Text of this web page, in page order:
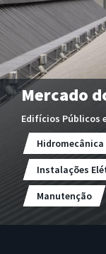
Mercado
Edifícios Públicos
Hidromecânica
Instalações
Manutenção